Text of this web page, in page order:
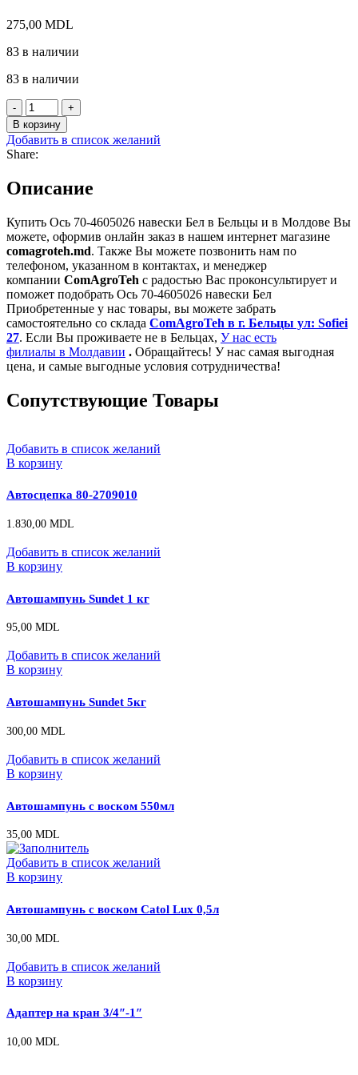
275,00 MDL
83 в наличии
83 в наличии
Количество
товара
Ось
70-
4605026
Бел
В корзину
Добавить в список желаний
Share:
Описание
Купить Ось 70-4605026 навески Бел в Бельцы и в Молдове Вы
можете, оформив онлайн заказ в нашем интернет магазине
comagroteh.md. Также Вы можете позвонить нам по
телефоном, указанном в контактах, и менеджер
компании ComAgroTeh с радостью Вас проконсультирует и
поможет подобрать Ось 70-4605026 навески Бел
Приобретенные у нас товары, вы можете забрать
самостоятельно со склада ComAgroTeh в г. Бельцы ул: Sofiei
27. Если Вы проживаете не в Бельцах, У нас есть
филиалы в Молдавии . Обращайтесь! У нас самая выгодная
цена, и самые выгодные условия сотрудничества!
Сопутствующие Товары
Добавить в список желаний
В корзину
Автосцепка 80-2709010
1.830,00 MDL
Добавить в список желаний
В корзину
Автошампунь Sundet 1 кг
95,00 MDL
Добавить в список желаний
В корзину
Автошампунь Sundet 5кг
300,00 MDL
Добавить в список желаний
В корзину
Автошампунь с воском 550мл
35,00 MDL
Добавить в список желаний
В корзину
Автошампунь с воском Catol Lux 0,5л
30,00 MDL
Добавить в список желаний
В корзину
Адаптер на кран 3/4″-1″
10,00 MDL